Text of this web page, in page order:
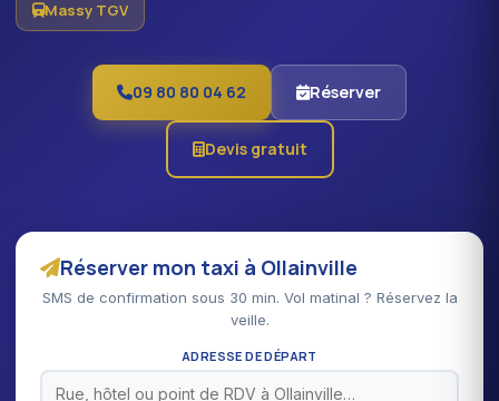
Massy TGV
09 80 80 04 62 Réserver
Devis gratuit
Réserver mon taxi à Ollainville
SMS de confirmation sous 30 min. Vol matinal ? Réservez la
veille.
ADRESSE DE DÉPART